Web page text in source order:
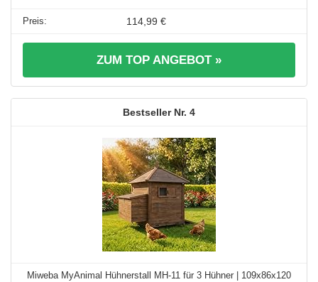
114,99 €
ZUM TOP ANGEBOT »
4
Miweba MyAnimal Hühnerstall MH-11 für 3 Hühner | 109x86x120